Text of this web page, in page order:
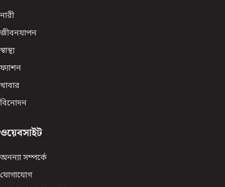
নারী
জীবনযাপন
স্বাস্থ্য
ফ্যাশন
খাবার
বিনোদন
ওয়েবসাইট
অনন্যা সম্পর্কে
যোগাযোগ